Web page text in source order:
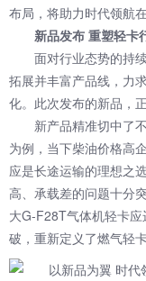
布局，将助力时代领航
新品发布 重塑轻卡
面对行业态势的持
拓展并丰富产品线，力
化。此次发布的新品，
新产品精准切中了
为例，当下柴油价格高
应是长途运输的理想之
高、承载差的问题十分
大G-F28T气体机轻卡
破，重新定义了燃气轻卡